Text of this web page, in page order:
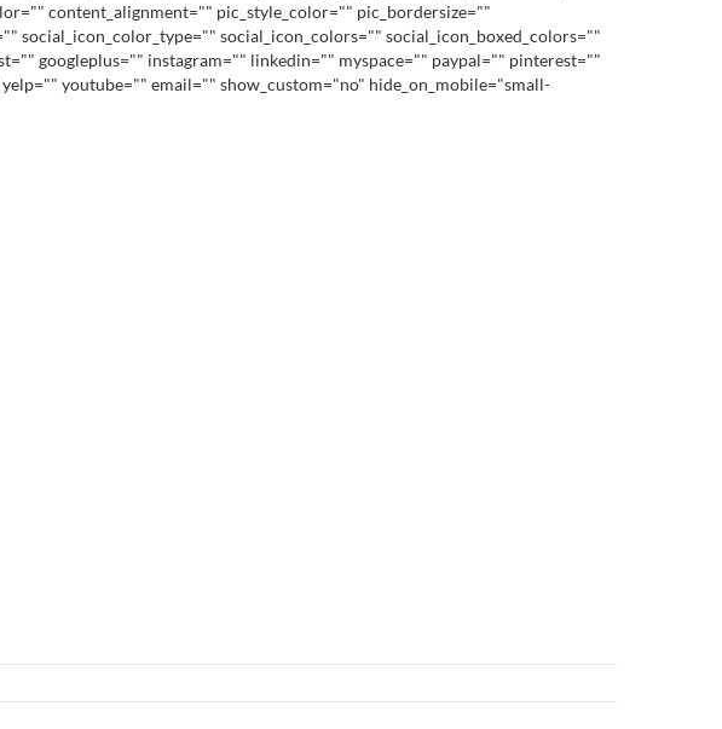
content_alignment="" pic_style_color="" pic_bordersize=""
social_icon_colors="" social_icon_boxed_colors=""
googleplus="" instagram="" linkedin="" myspace="" paypal="" pinterest=""
youtube="" email="" show_custom="no" hide_on_mobile="small-